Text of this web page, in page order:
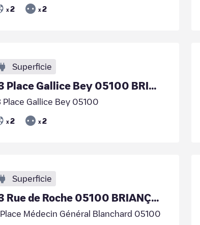
x 2 x 2
Superficie
13 Place Gallice Bey 05100 BRIANÇON
Place Gallice Bey 05100
x 2 x 2
Superficie
13 Rue de Roche 05100 BRIANÇON
Médecin Général Blanchard 05100